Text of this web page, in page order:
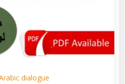
dialogue